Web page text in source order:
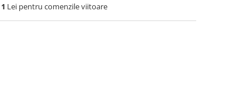
1 Lei pentru comenzile viitoare